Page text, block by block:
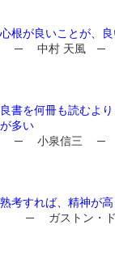
心根が良いことが、
─ 中村 天風 ─
良書を何冊も読むよ
が多い
─ 小泉信三 ─
熟考すれば、精神が
─ ガストン・ド